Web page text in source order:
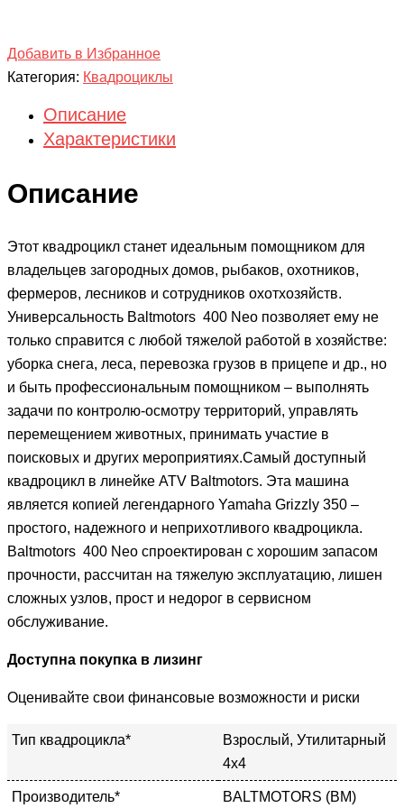
Добавить в Избранное
Категория: Квадроциклы
Описание
Характеристики
Описание
Этот квадроцикл станет идеальным помощником для
владельцев загородных домов, рыбаков, охотников,
фермеров, лесников и сотрудников охотхозяйств.
Универсальность Baltmotors 400 Neo позволяет ему не
только справится с любой тяжелой работой в хозяйстве:
уборка снега, леса, перевозка грузов в прицепе и др., но
и быть профессиональным помощником – выполнять
задачи по контролю-осмотру территорий, управлять
перемещением животных, принимать участие в
поисковых и других мероприятиях.Самый доступный
квадроцикл в линейке ATV Baltmotors. Эта машина
является копией легендарного Yamaha Grizzly 350 –
простого, надежного и неприхотливого квадроцикла.
Baltmotors 400 Neo спроектирован с хорошим запасом
прочности, рассчитан на тяжелую эксплуатацию, лишен
сложных узлов, прост и недорог в сервисном
обслуживание.
Доступна покупка в лизинг
Оценивайте свои финансовые возможности и риски
Тип квадроцикла*
Взрослый, Утилитарный
4х4
Производитель* BALTMOTORS (BM)